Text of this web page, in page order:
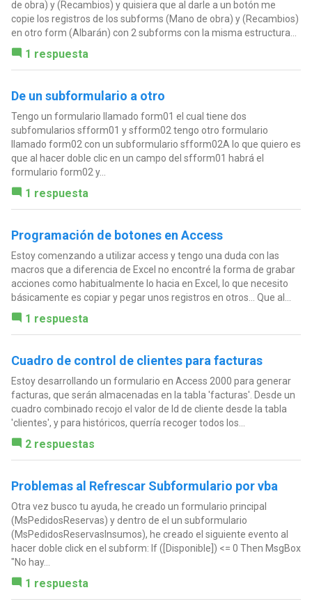
de obra) y (Recambios) y quisiera que al darle a un botón me
copie los registros de los subforms (Mano de obra) y (Recambios)
en otro form (Albarán) con 2 subforms con la misma estructura...
1 respuesta
De un subformulario a otro
Tengo un formulario llamado form01 el cual tiene dos
subfomularios sfform01 y sfform02 tengo otro formulario
llamado form02 con un subformulario sfform02A lo que quiero es
que al hacer doble clic en un campo del sfform01 habrá el
formulario form02 y...
1 respuesta
Programación de botones en Access
Estoy comenzando a utilizar access y tengo una duda con las
macros que a diferencia de Excel no encontré la forma de grabar
acciones como habitualmente lo hacia en Excel, lo que necesito
básicamente es copiar y pegar unos registros en otros... Que al...
1 respuesta
Cuadro de control de clientes para facturas
Estoy desarrollando un formulario en Access 2000 para generar
facturas, que serán almacenadas en la tabla 'facturas'. Desde un
cuadro combinado recojo el valor de Id de cliente desde la tabla
'clientes', y para históricos, querría recoger todos los...
2 respuestas
Problemas al Refrescar Subformulario por vba
Otra vez busco tu ayuda, he creado un formulario principal
(MsPedidosReservas) y dentro de el un subformulario
(MsPedidosReservasInsumos), he creado el siguiente evento al
hacer doble click en el subform: If ([Disponible]) <= 0 Then MsgBox
"No hay...
1 respuesta